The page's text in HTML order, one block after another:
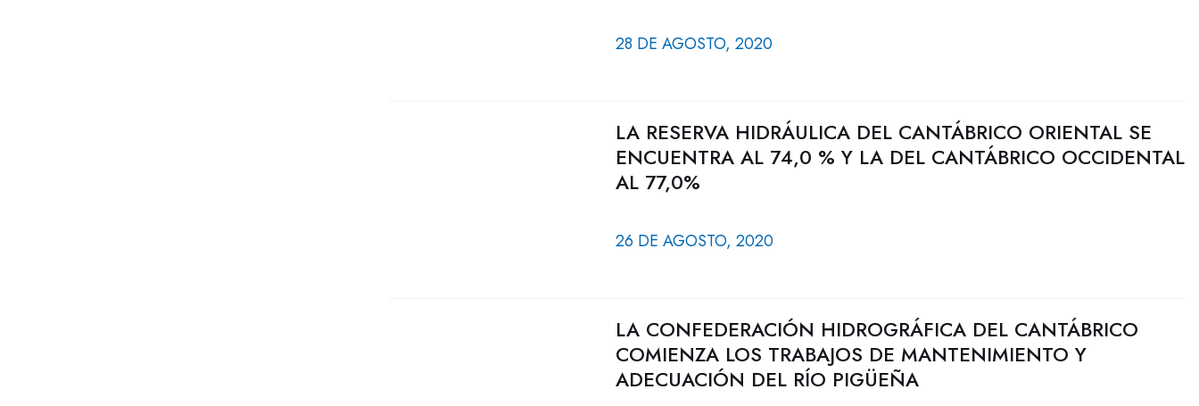
28 DE AGOSTO, 2020
LA RESERVA HIDRÁULICA DEL CANTÁBRICO ORIENTAL SE
ENCUENTRA AL 74,0 % Y LA DEL CANTÁBRICO OCCIDENTAL
AL 77,0%
26 DE AGOSTO, 2020
LA CONFEDERACIÓN HIDROGRÁFICA DEL CANTÁBRICO
COMIENZA LOS TRABAJOS DE MANTENIMIENTO Y
ADECUACIÓN DEL RÍO PIGÜEÑA